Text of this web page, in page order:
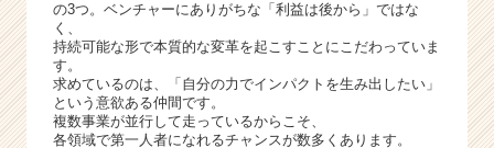
の3つ。ベンチャーにありがちな「利益は後から」ではな
く、
持続可能な形で本質的な変革を起こすことにこだわっていま
す。
求めているのは、「自分の力でインパクトを生み出したい」
という意欲ある仲間です。
複数事業が並行して走っているからこそ、
各領域で第一人者になれるチャンスが数多くあります。